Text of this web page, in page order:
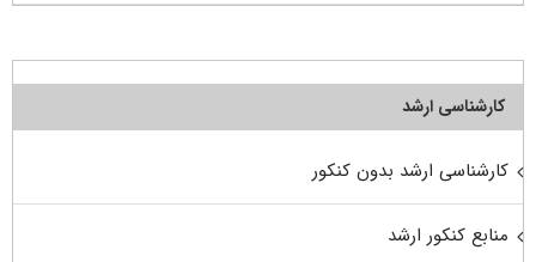
کارشناسی ارشد
کارشناسی ارشد بدون کنکور
منابع کنکور ارشد